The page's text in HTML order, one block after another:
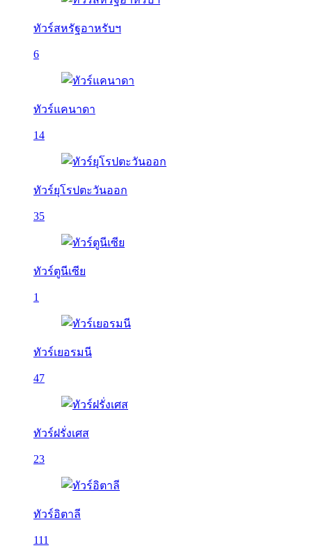
ทัวร์สหรัฐอาหรับฯ
6
ทัวร์แคนาดา
14
ทัวร์ยุโรปตะวันออก
35
ทัวร์ตูนีเซีย
1
ทัวร์เยอรมนี
47
ทัวร์ฝรั่งเศส
23
ทัวร์อิตาลี
111